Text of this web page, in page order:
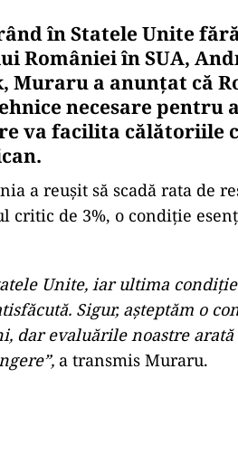
în Statele Unite
României în SUA,
Muraru a anunțat că
necesare pentru
va facilita călătoriile
a reușit să scadă rata de
critic de 3%, o condiție
Unite, iar ultima
Sigur, aşteptăm o
dar evaluările noastre arată
a transmis Muraru.